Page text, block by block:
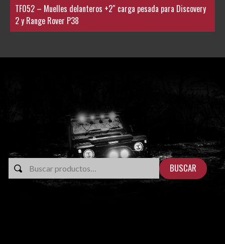
TF052 – Muelles delanteros +2″ carga pesada para Discovery
2 y Range Rover P38
BUSCAR